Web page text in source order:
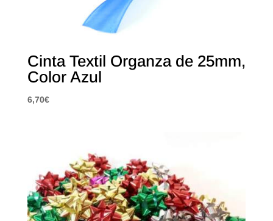
Cinta Textil Organza de 25mm,
Color Azul
6,70€